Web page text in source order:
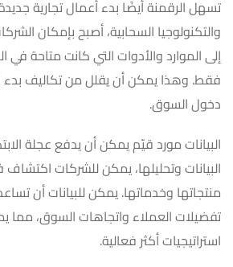
تسهل الرقمنة أيضًا بدء أعمال تجارية
والتكنولوجيا السحابية، أصبح بإمكان
إلى الموارد والأدوات التي كانت متاحة في
فقط. وهذا يمكن أن يقلل من تكاليف
دخول السوق.
البيانات مورد قيّم يمكن أن يدفع عجلة
البيانات وتحليلها، يمكن للشركات
منتجاتها وخدماتها. يمكن للبيانات أن
تفضيلات العملاء واتجاهات السوق، مما
استراتيجيات أكثر فعالية.